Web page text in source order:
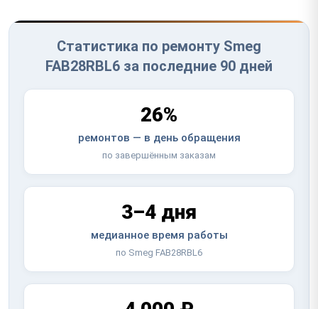
Статистика по ремонту Smeg
FAB28RBL6 за последние 90 дней
26%
ремонтов — в день обращения
по завершённым заказам
3–4 дня
медианное время работы
по Smeg FAB28RBL6